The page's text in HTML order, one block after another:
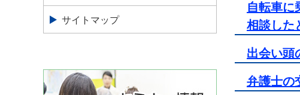
自転車に
相談した
出会い頭
弁護士の
サイトマップ